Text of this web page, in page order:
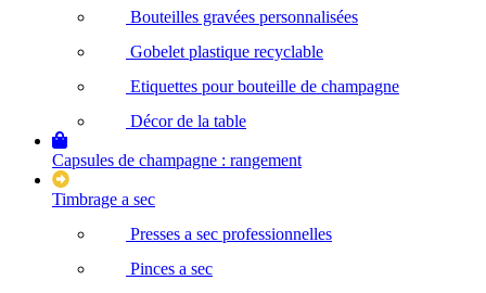
Bouteilles gravées personnalisées
Gobelet plastique recyclable
Etiquettes pour bouteille de champagne
Décor de la table
Capsules de champagne : rangement
Timbrage a sec
Presses a sec professionnelles
Pinces a sec